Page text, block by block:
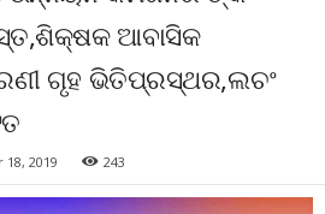
ଆବାସିକ
ଗୃହ ଭିତିପ୍ରସ୍ଥର,ଲଚଂ
2019 243